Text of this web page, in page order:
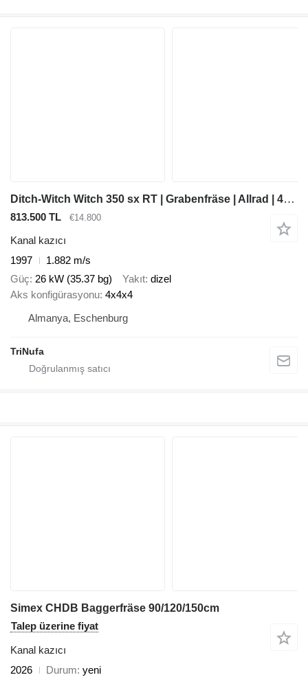
Ditch-Witch Witch 350 sx RT | Grabenfräse | Allrad | 4x4x4 |
813.500 TL €14.800
Kanal kazıcı
1997
1.882 m/s
Güç 26 kW (35.37 bg) Yakıt dizel
Aks konfigürasyonu 4x4x4
Almanya, Eschenburg
TriNufa
Simex CHDB Baggerfräse 90/120/150cm
Talep üzerine fiyat
Kanal kazıcı
2026
Durum yeni